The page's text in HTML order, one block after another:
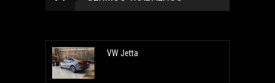
VW Jetta